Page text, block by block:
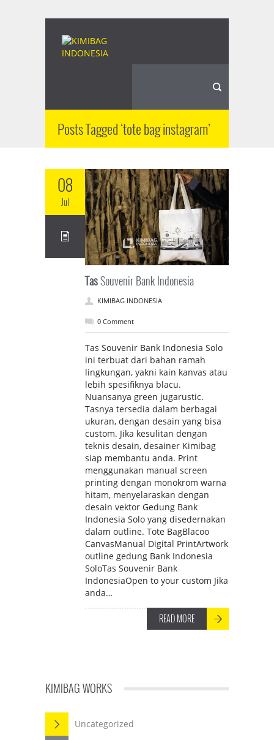
Posts Tagged ‘tote bag instagram’
08
Jul
TasSouvenir Bank Indonesia
KIMIBAG INDONESIA
0 Comment
Tas Souvenir Bank Indonesia Solo
ini terbuat dari bahan ramah
lingkungan, yakni kain kanvas atau
lebih spesifiknya blacu.
Nuansanya green jugarustic.
Tasnya tersedia dalam berbagai
ukuran, dengan desain yang bisa
custom. Jika kesulitan dengan
teknis desain, desainer Kimibag
siap membantu anda. Print
menggunakan manual screen
printing dengan monokrom warna
hitam, menyelaraskan dengan
desain vektor Gedung Bank
Indonesia Solo yang disedernakan
dalam outline. Tote BagBlacoo
CanvasManual Digital PrintArtwork
outline gedung Bank Indonesia
SoloTas Souvenir Bank
IndonesiaOpen to your custom Jika
anda…
READ MORE
KIMIBAG WORKS
Uncategorized